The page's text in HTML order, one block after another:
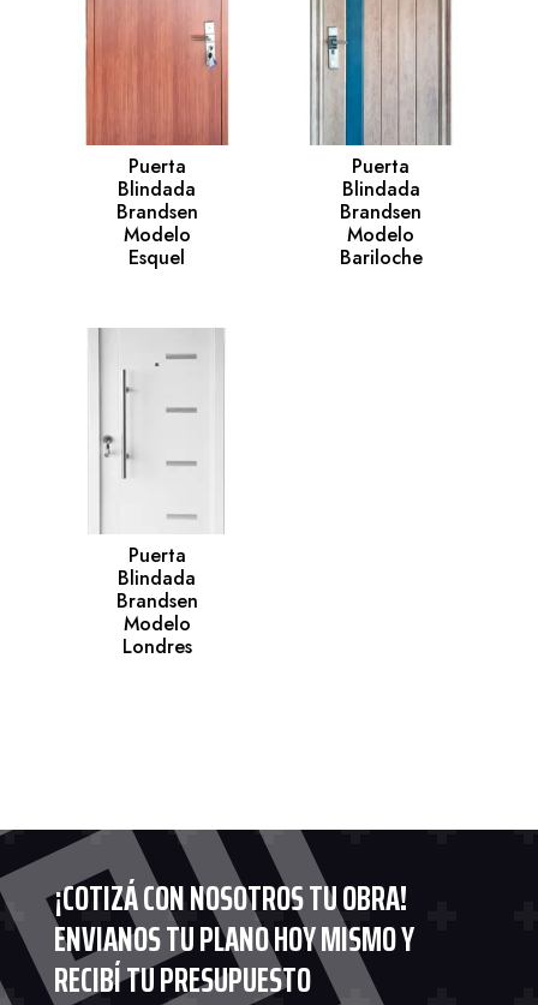
Puerta
Blindada
Brandsen
Modelo
Esquel
Puerta
Blindada
Brandsen
Modelo
Bariloche
Puerta
Blindada
Brandsen
Modelo
Londres
¡COTIZÁ CON NOSOTROS TU OBRA!
ENVIANOS TU PLANO HOY MISMO Y
RECIBÍ TU PRESUPUESTO